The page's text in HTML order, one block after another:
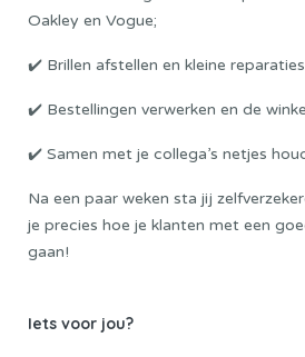
Oakley en Vogue;
✔️ Brillen afstellen en kleine
✔️ Bestellingen verwerken en de
✔️ Samen met je collega’s netjes
Na een paar weken sta jij
je precies hoe je klanten met een
gaan!
Iets voor jou?